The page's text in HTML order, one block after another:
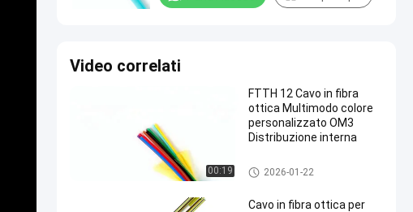
Video correlati
00:19
FTTH 12 Cavo in fibra
ottica Multimodo colore
personalizzato OM3
Distribuzione interna
Cavi a fibre ottiche
2026-01-22
Cavo in fibra ottica per